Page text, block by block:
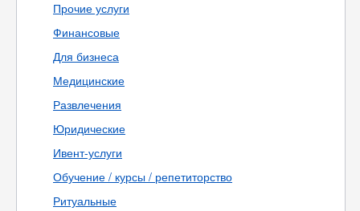
Прочие услуги
Финансовые
Для бизнеса
Медицинские
Развлечения
Юридические
Ивент-услуги
Обучение / курсы / репетиторство
Ритуальные